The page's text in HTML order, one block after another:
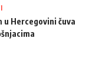
Hercegovini čuva